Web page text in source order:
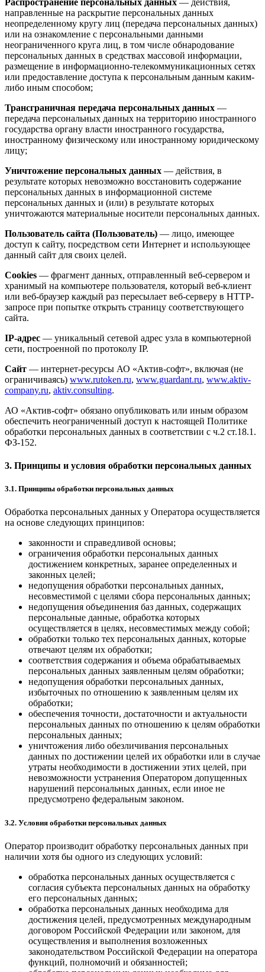
направленные на раскрытие персональных данных
неопределенному кругу лиц (передача персональных данных)
или на ознакомление с персональными данными
неограниченного круга лиц, в том числе обнародование
персональных данных в средствах массовой информации,
размещение в информационно-телекоммуникационных сетях
или предоставление доступа к персональным данным каким-
либо иным способом;
Трансграничная передача персональных данных —
передача персональных данных на территорию иностранного
государства органу власти иностранного государства,
иностранному физическому или иностранному юридическому
лицу;
Уничтожение персональных данных — действия, в
результате которых невозможно восстановить содержание
персональных данных в информационной системе
персональных данных и (или) в результате которых
уничтожаются материальные носители персональных данных.
Пользователь сайта (Пользователь) — лицо, имеющее
доступ к сайту, посредством сети Интернет и использующее
данный сайт для своих целей.
Cookies — фрагмент данных, отправленный веб-сервером и
хранимый на компьютере пользователя, который веб-клиент
или веб-браузер каждый раз пересылает веб-серверу в HTTP-
запросе при попытке открыть страницу соответствующего
сайта.
IP-адрес — уникальный сетевой адрес узла в компьютерной
сети, построенной по протоколу IP.
Сайт — интернет-ресурсы АО «Актив-софт», включая (не
ограничиваясь) www.rutoken.ru, www.guardant.ru, www.aktiv-
company.ru, aktiv.consulting.
АО «Актив-софт» обязано опубликовать или иным образом
обеспечить неограниченный доступ к настоящей Политике
обработки персональных данных в соответствии с ч.2 ст.18.1.
ФЗ-152.
3. Принципы и условия обработки персональных данных
3.1. Принципы обработки персональных данных
Обработка персональных данных у Оператора осуществляется
на основе следующих принципов:
законности и справедливой основы;
ограничения обработки персональных данных
достижением конкретных, заранее определенных и
законных целей;
недопущения обработки персональных данных,
несовместимой с целями сбора персональных данных;
недопущения объединения баз данных, содержащих
персональные данные, обработка которых
осуществляется в целях, несовместимых между собой;
обработки только тех персональных данных, которые
отвечают целям их обработки;
соответствия содержания и объема обрабатываемых
персональных данных заявленным целям обработки;
недопущения обработки персональных данных,
избыточных по отношению к заявленным целям их
обработки;
обеспечения точности, достаточности и актуальности
персональных данных по отношению к целям обработки
персональных данных;
уничтожения либо обезличивания персональных
данных по достижении целей их обработки или в случае
утраты необходимости в достижении этих целей, при
невозможности устранения Оператором допущенных
нарушений персональных данных, если иное не
предусмотрено федеральным законом.
3.2. Условия обработки персональных данных
Оператор производит обработку персональных данных при
наличии хотя бы одного из следующих условий:
обработка персональных данных осуществляется с
согласия субъекта персональных данных на обработку
его персональных данных;
обработка персональных данных необходима для
достижения целей, предусмотренных международным
договором Российской Федерации или законом, для
осуществления и выполнения возложенных
законодательством Российской Федерации на оператора
функций, полномочий и обязанностей;